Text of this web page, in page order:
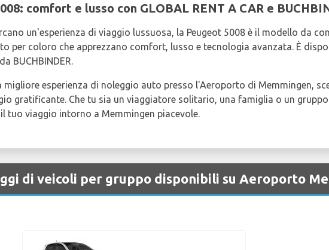
comfort e lusso con GLOBAL RENT A CAR e
un'esperienza di viaggio lussuosa, la Peugeot 5008 è il modello da
per coloro che apprezzano comfort, lusso e tecnologia avanzata. È
BUCHBINDER.
migliore esperienza di noleggio auto presso l'Aeroporto di Memmingen,
gratificante. Che tu sia un viaggiatore solitario, una famiglia o un
tuo viaggio intorno a Memmingen piacevole.
di veicoli per gruppo disponibili su Aeroporto